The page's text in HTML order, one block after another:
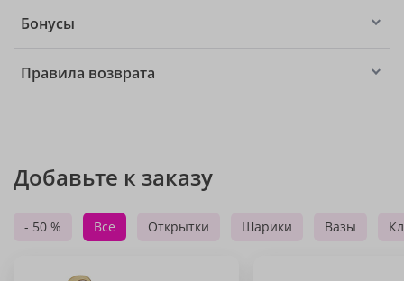
Бонусы
Правила возврата
Добавьте к заказу
- 50 % Все Открытки Шарики Вазы